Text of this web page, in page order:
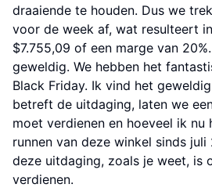
draaiende te houden. Dus we
voor de week af, wat resulteert
$7.755,09 of een marge van
geweldig. We hebben het
Black Friday. Ik vind het
betreft de uitdaging, laten we
moet verdienen en hoeveel ik nu
runnen van deze winkel sinds
deze uitdaging, zoals je weet, is
verdienen.